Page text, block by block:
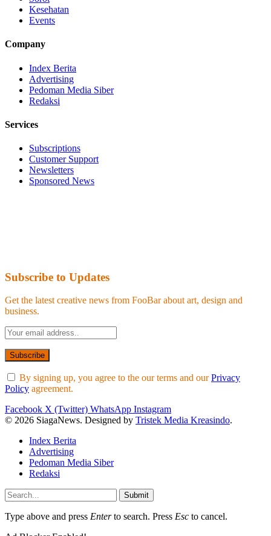
Kesehatan
Events
Company
Index Berita
Advertising
Pedoman Media Siber
Redaksi
Services
Subscriptions
Customer Support
Newsletters
Sponsored News
Subscribe to Updates
Get the latest creative news from FooBar about art, design and
business.
By signing up, you agree to the our terms and ourPrivacy
Policy agreement.
Facebook X (Twitter) WhatsApp Instagram
© 2026 SiagaNews. Designed by Tristek Media Kreasindo.
Index Berita
Advertising
Pedoman Media Siber
Redaksi
Submit
Type above and press Enterto search. Press Esc to cancel.